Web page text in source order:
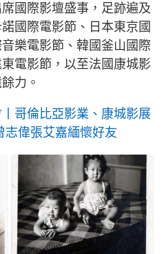
國際影壇盛事，足跡遍及
國際電影節、日本東京國
樂電影節、韓國釜山國際
電影節，以至法國康城影
力。
哥倫比亞影業、康城影展
志偉張艾嘉緬懷好友